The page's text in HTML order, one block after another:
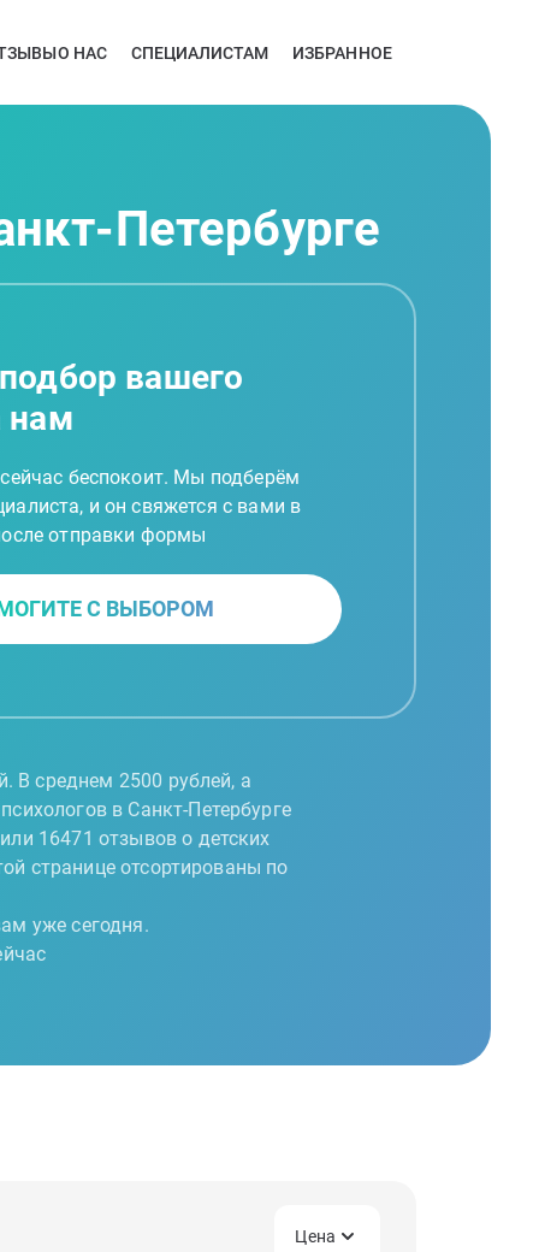
О НАС СПЕЦИАЛИСТАМ ИЗБРАННОЕ
Петербурге
вашего
нам
беспокоит. Мы подберём
и он свяжется с вами в
отправки формы
С ВЫБОРОМ
В среднем 2500 рублей, а
в Санкт-Петербурге
16471 отзывов о детских
странице отсортированы по
уже сегодня.
Цена